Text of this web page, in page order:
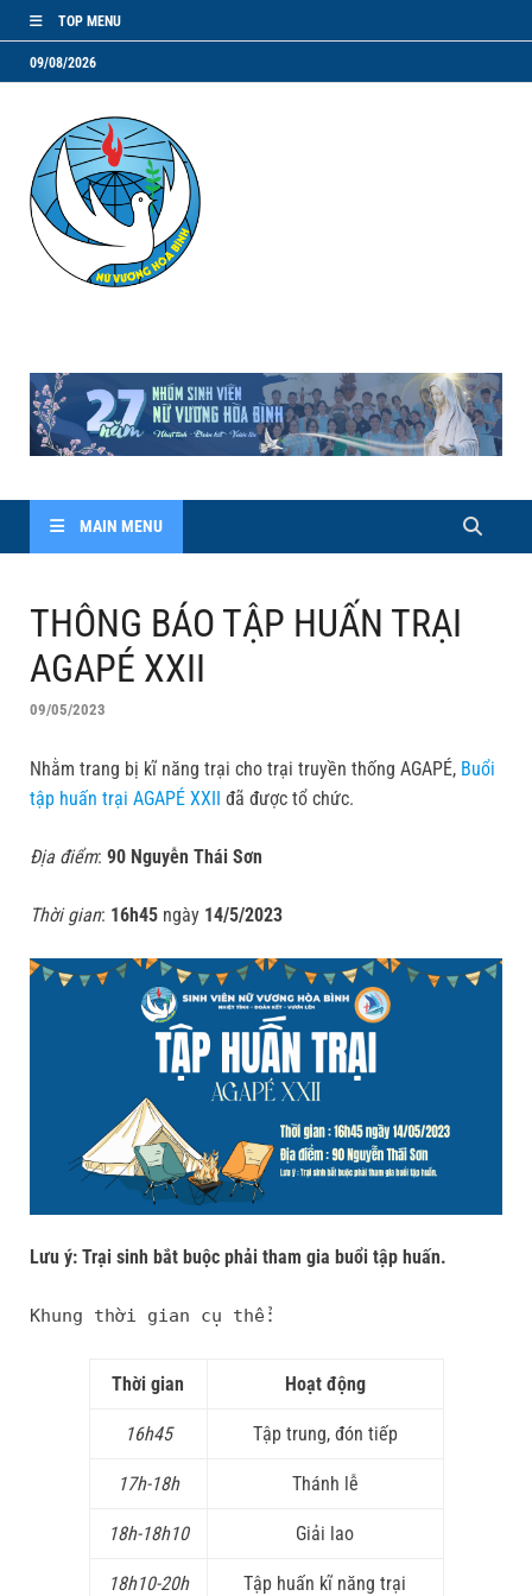
TOP MENU
09/08/2026
MAIN MENU
THÔNG BÁO TẬP HUẤN TRẠI
AGAPÉ XXII
09/05/2023
Nhằm trang bị kĩ năng trại cho trại truyền thống AGAPÉ, Buổi
tập huấn trại AGAPÉ XXII
đã được tổ chức.
Địa điểm: 90 Nguyễn Thái Sơn
Thời gian: 16h45 ngày 14/5/2023
Lưu ý: Trại sinh bắt buộc phải tham gia buổi tập huấn.
Khung thời gian cụ thể:
Thời gian Hoạt động
16h45 Tập trung, đón tiếp
17h-18h Thánh lễ
18h-18h10 Giải lao
18h10-20h Tập huấn kĩ năng trại